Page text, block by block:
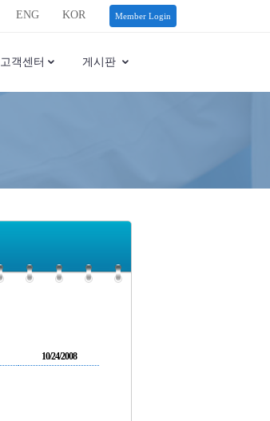
Member Login
ENG KOR
고객센터 게시판
10/24/2008